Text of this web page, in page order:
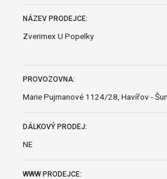
NÁZEV PRODEJCE:
Zverimex U Popelky
PROVOZOVNA:
Marie Pujmanové 1124/28, Havířov -
DÁLKOVÝ PRODEJ:
NE
WWW PRODEJCE: